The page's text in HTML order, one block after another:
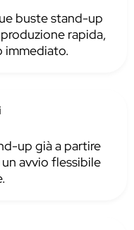
buste stand-up
rapida,
immediato.
up già a partire
avvio flessibile